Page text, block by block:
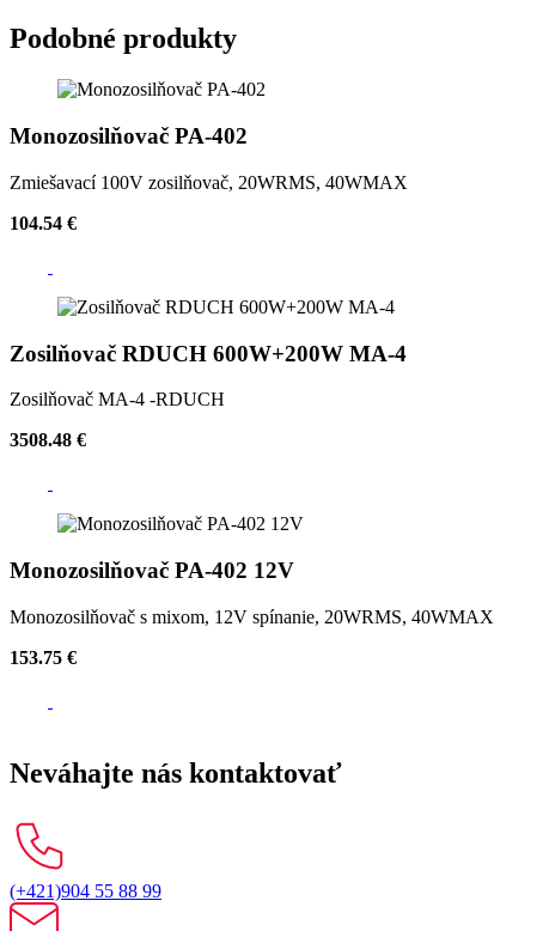
Podobné produkty
Monozosilňovač PA-402
Zmiešavací 100V zosilňovač, 20WRMS, 40WMAX
104.54 €
Zosilňovač RDUCH 600W+200W MA-4
Zosilňovač MA-4 -RDUCH
3508.48 €
Monozosilňovač PA-402 12V
Monozosilňovač s mixom, 12V spínanie, 20WRMS, 40WMAX
153.75 €
Neváhajte nás kontaktovať
(+421)904 55 88 99